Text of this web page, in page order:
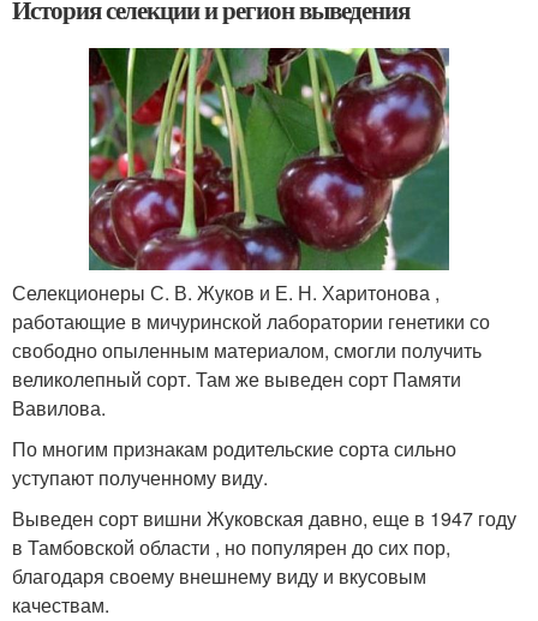
История селекции и регион выведения
Селекционеры С. В. Жуков и Е. Н. Харитонова ,
работающие в мичуринской лаборатории генетики со
свободно опыленным материалом, смогли получить
великолепный сорт. Там же выведен сорт Памяти
Вавилова.
По многим признакам родительские сорта сильно
уступают полученному виду.
Выведен сорт вишни Жуковская давно, еще в 1947 году
в Тамбовской области , но популярен до сих пор,
благодаря своему внешнему виду и вкусовым
качествам.